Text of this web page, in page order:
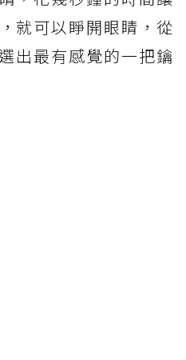
就可以睜開眼睛，從
出最有感覺的一把鑰